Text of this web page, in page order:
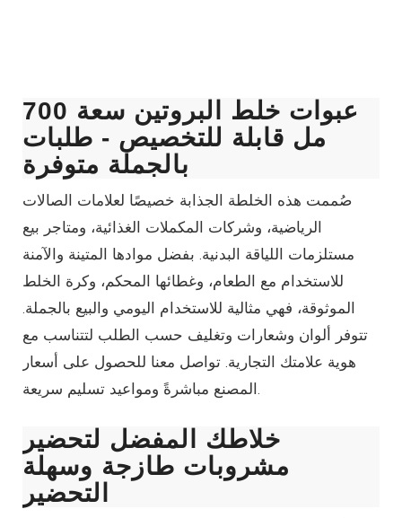
عبوات خلط البروتين سعة 700
مل قابلة للتخصيص - طلبات
بالجملة متوفرة
صُممت هذه الخلطة الجذابة خصيصًا لعلامات الصالات
الرياضية، وشركات المكملات الغذائية، ومتاجر بيع
مستلزمات اللياقة البدنية. بفضل موادها المتينة والآمنة
للاستخدام مع الطعام، وغطائها المحكم، وكرة الخلط
الموثوقة، فهي مثالية للاستخدام اليومي والبيع بالجملة.
تتوفر ألوان وشعارات وتغليف حسب الطلب لتتناسب مع
هوية علامتك التجارية. تواصل معنا للحصول على أسعار
خلاطك المفضل لتحضير
مشروبات طازجة وسهلة
التحضير